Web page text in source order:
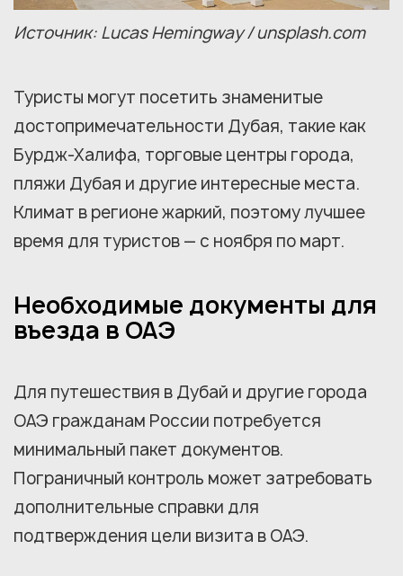
Источник: Lucas Hemingway / unsplash.com
Туристы могут посетить знаменитые
достопримечательности Дубая, такие как
Бурдж-Халифа, торговые центры города,
пляжи Дубая и другие интересные места.
Климат в регионе жаркий, поэтому лучшее
время для туристов — с ноября по март.
Необходимые документы для
въезда в ОАЭ
Для путешествия в Дубай и другие города
ОАЭ гражданам России потребуется
минимальный пакет документов.
Пограничный контроль может затребовать
дополнительные справки для
подтверждения цели визита в ОАЭ.